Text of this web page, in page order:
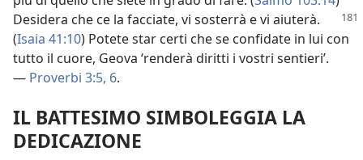
Desidera che ce la facciate, vi sosterrà e vi aiuterà.
(Isaia 41:10) Potete star certi che se confidate in lui con
tutto il cuore, Geova ‘renderà diritti i vostri sentieri’.
— Proverbi 3:5, 6.
IL BATTESIMO SIMBOLEGGIA LA
DEDICAZIONE